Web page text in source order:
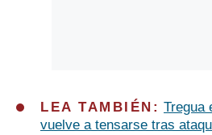
LEA TAMBIÉN: Tregua
vuelve a tensarse tras